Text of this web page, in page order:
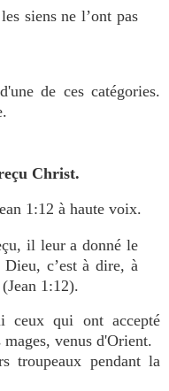
siens ne l’ont pas
de ces catégories.
Christ.
1:12 à haute voix.
il leur a donné le
c’est à dire, à
1:12).
ceux qui ont accepté
venus d'Orient.
troupeaux pendant la